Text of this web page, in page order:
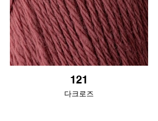
121
다크로즈